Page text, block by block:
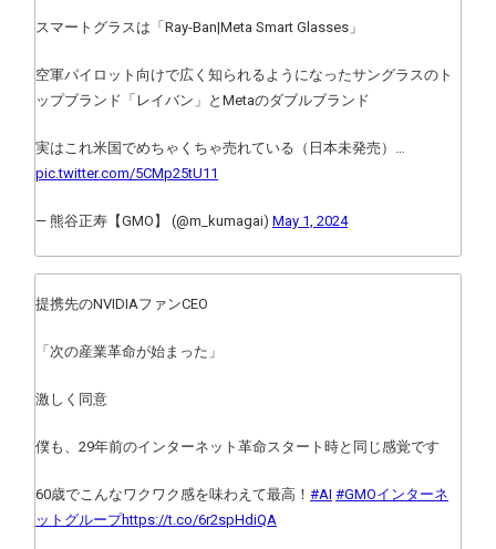
スマートグラスは「Ray-Ban|Meta Smart Glasses」
空軍パイロット向けで広く知られるようになったサングラスのト
ップブランド「レイバン」とMetaのダブルブランド
実はこれ米国でめちゃくちゃ売れている（日本未発売）…
pic.twitter.com/5CMp25tU11
— 熊谷正寿【GMO】 (@m_kumagai) May 1, 2024
提携先のNVIDIAファンCEO
「次の産業革命が始まった」
激しく同意
僕も、29年前のインターネット革命スタート時と同じ感覚です
60歳でこんなワクワク感を味わえて最高！ #AI #GMOインターネ
ットグループhttps://t.co/6r2spHdiQA